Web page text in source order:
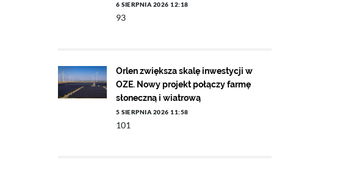
6 SIERPNIA 2026 12:18
93
Orlen zwiększa skalę inwestycji w
OZE. Nowy projekt połączy farmę
słoneczną i wiatrową
5 SIERPNIA 2026 11:58
101